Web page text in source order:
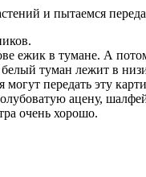
и пытаемся
ежик в тумане. А
туман лежит в
передать эту
ацену,
очень хорошо.